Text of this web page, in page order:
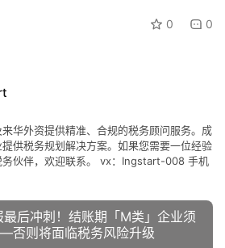
0 0
华外资提供精准、合规的税务顾问服务。成
供税务规划解决方案。如果您需要一位经验
务伙伴，欢迎联系。 vx：Ingstart-008 手机
后冲刺！结账期「M类」企业须
否则将面临税务风险升级